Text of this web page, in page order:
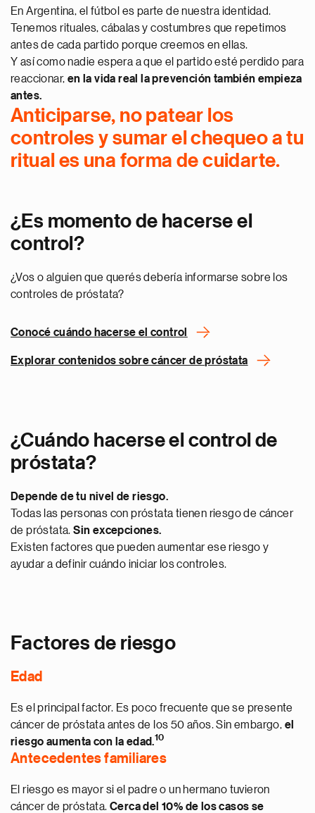
En Argentina, el fútbol es parte de nuestra identidad.
Tenemos rituales, cábalas y costumbres que repetimos
antes de cada partido porque creemos en ellas.
Y así como nadie espera a que el partido esté perdido para
reaccionar, en la vida real la prevención también empieza
antes.
Anticiparse, no patear los
controles y sumar el chequeo a tu
ritual es una forma de cuidarte.
¿Es momento de hacerse el
control?
¿Vos o alguien que querés debería informarse sobre los
controles de próstata?
Conocé cuándo hacerse el control
Explorar contenidos sobre cáncer de próstata
¿Cuándo hacerse el control de
próstata?
Depende de tu nivel de riesgo.
Todas las personas con próstata tienen riesgo de cáncer
de próstata.Sin excepciones.
Existen factores que pueden aumentar ese riesgo y
ayudar a definir cuándo iniciar los controles.
Factores de riesgo
Edad
Es el principal factor. Es poco frecuente que se presente
cáncer de próstata antes de los 50 años. Sin embargo, el
riesgo aumenta con la edad.10
Antecedentes familiares
El riesgo es mayor si el padre o un hermano tuvieron
cáncer de próstata. Cerca del 10% de los casos se